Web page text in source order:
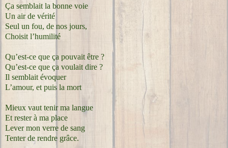
Ça semblait la bonne voie
Un air de vérité
Seul un fou, de nos jours,
Choisit l’humilité
Qu’est-ce que ça pouvait être ?
Qu’est-ce que ça voulait dire ?
Il semblait évoquer
L’amour, et puis la mort
Mieux vaut tenir ma langue
Et rester à ma place
Lever mon verre de sang
Tenter de rendre grâce.